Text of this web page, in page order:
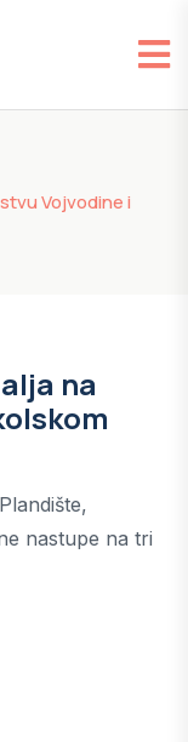
Vojvodine i
na
nastupe na tri